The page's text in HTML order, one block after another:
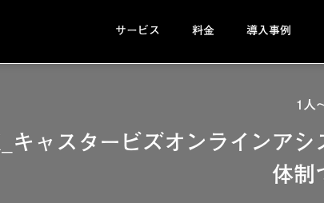
サービス 料金 導入事例
1人
キャスタービズオンラインア
体制